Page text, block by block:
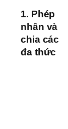
1. Phép
nhân và
chia các
đa thức